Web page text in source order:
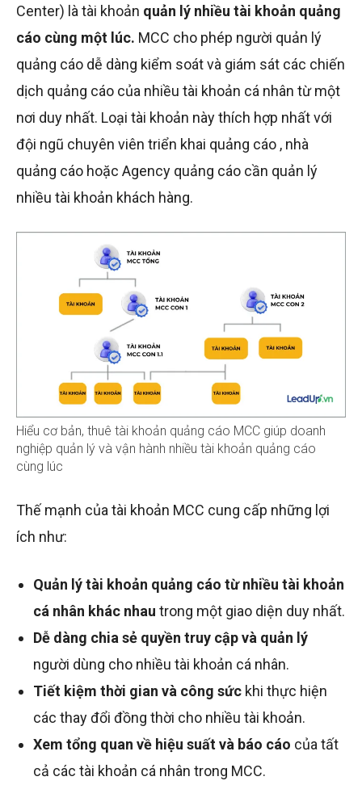
Center) là tài khoản quản lý nhiều tài khoản quảng
cáo cùng một lúc. MCC cho phép người quản lý
quảng cáo dễ dàng kiểm soát và giám sát các chiến
dịch quảng cáo của nhiều tài khoản cá nhân từ một
nơi duy nhất. Loại tài khoản này thích hợp nhất với
đội ngũ chuyên viên triển khai quảng cáo , nhà
quảng cáo hoặc Agency quảng cáo cần quản lý
nhiều tài khoản khách hàng.
Hiểu cơ bản, thuê tài khoản quảng cáo MCC giúp doanh
nghiệp quản lý và vận hành nhiều tài khoản quảng cáo
cùng lúc
Thế mạnh của tài khoản MCC cung cấp những lợi
ích như:
Quản lý tài khoản quảng cáo từ nhiều tài khoản
cá nhân khác nhau trong một giao diện duy nhất.
Dễ dàng chia sẻ quyền truy cập và quản lý
người dùng cho nhiều tài khoản cá nhân.
Tiết kiệm thời gian và công sức khi thực hiện
các thay đổi đồng thời cho nhiều tài khoản.
Xem tổng quan về hiệu suất và báo cáo của tất
cả các tài khoản cá nhân trong MCC.